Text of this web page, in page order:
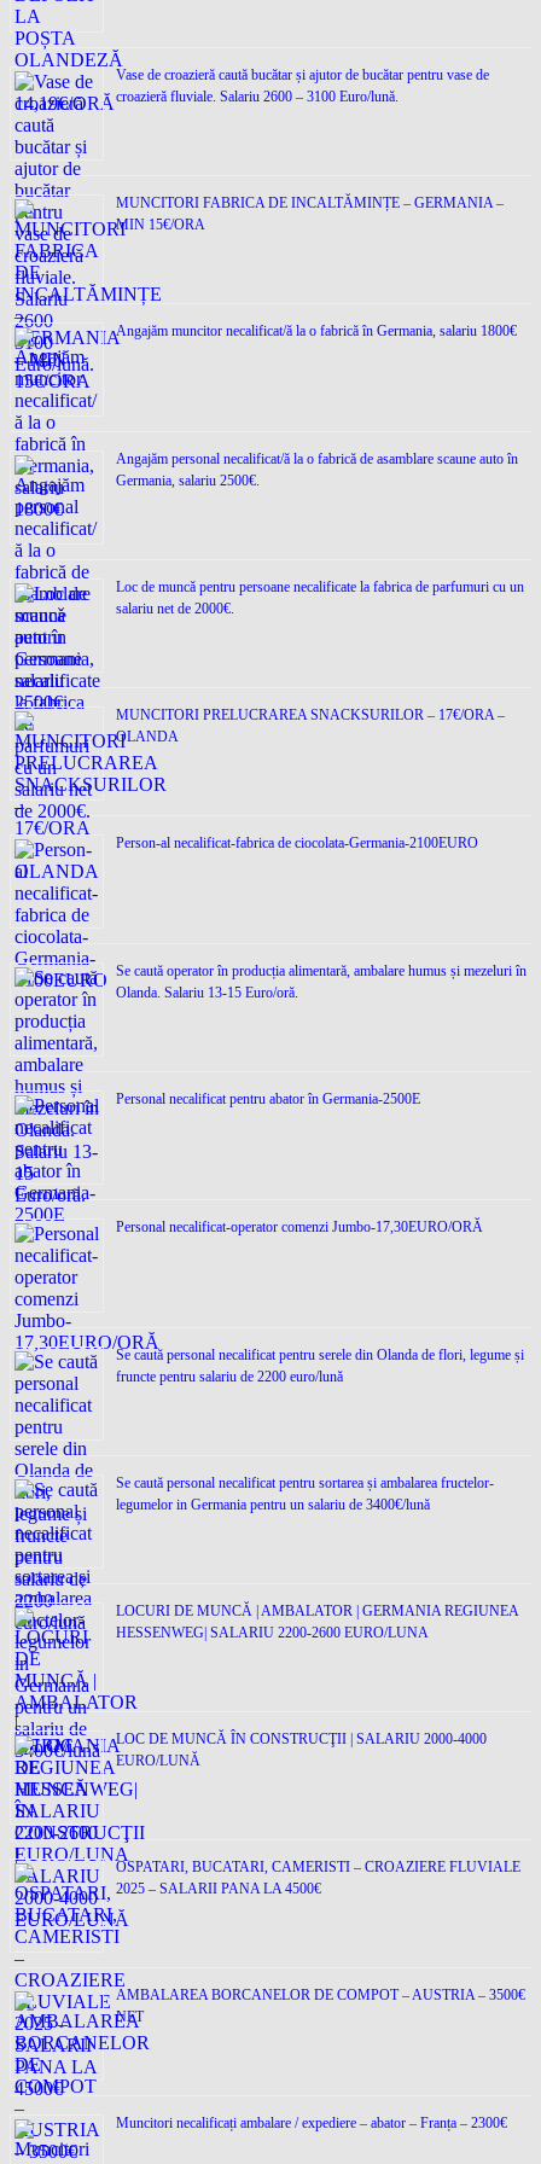
Vase de croazieră caută bucătar și ajutor de bucătar pentru vase de
croazieră fluviale. Salariu 2600 – 3100 Euro/lună.
MUNCITORI FABRICA DE INCALTĂMINȚE – GERMANIA –
MIN 15€/ORA
Angajăm muncitor necalificat/ă la o fabrică în Germania, salariu 1800€
Angajăm personal necalificat/ă la o fabrică de asamblare scaune auto în
Germania, salariu 2500€.
Loc de muncǎ pentru persoane necalificate la fabrica de parfumuri cu un
salariu net de 2000€.
MUNCITORI PRELUCRAREA SNACKSURILOR – 17€/ORA –
OLANDA
Person-al necalificat-fabrica de ciocolata-Germania-2100EURO
Se caută operator în producția alimentară, ambalare humus și mezeluri în
Olanda. Salariu 13-15 Euro/oră.
Personal necalificat pentru abator în Germania-2500E
Personal necalificat-operator comenzi Jumbo-17,30EURO/ORĂ
Se caută personal necalificat pentru serele din Olanda de flori, legume și
fruncte pentru salariu de 2200 euro/lună
Se caută personal necalificat pentru sortarea și ambalarea fructelor-
legumelor in Germania pentru un salariu de 3400€/lună
LOCURI DE MUNCĂ | AMBALATOR | GERMANIA REGIUNEA
HESSENWEG| SALARIU 2200-2600 EURO/LUNA
LOC DE MUNCĂ ÎN CONSTRUCŢII | SALARIU 2000-4000
EURO/LUNĂ
OSPATARI, BUCATARI, CAMERISTI – CROAZIERE FLUVIALE
2025 – SALARII PANA LA 4500€
AMBALAREA BORCANELOR DE COMPOT – AUSTRIA – 3500€
NET
Muncitori necalificați ambalare / expediere – abator – Franța – 2300€